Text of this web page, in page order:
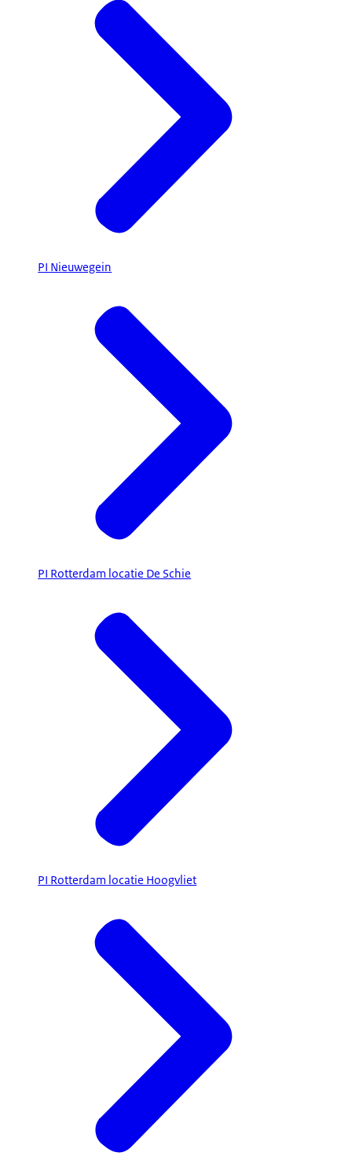
PI Nieuwegein
PI Rotterdam locatie De Schie
PI Rotterdam locatie Hoogvliet